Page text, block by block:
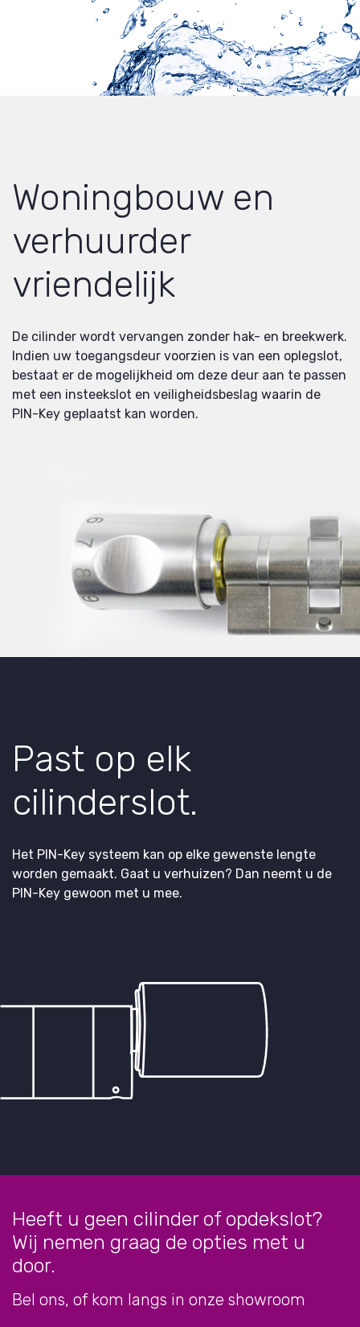
Woningbouw en
verhuurder
vriendelijk
De cilinder wordt vervangen zonder hak- en breekwerk.
Indien uw toegangsdeur voorzien is van een oplegslot,
bestaat er de mogelijkheid om deze deur aan te passen
met een insteekslot en veiligheidsbeslag waarin de
PIN-Key geplaatst kan worden.
Past op elk
cilinderslot.
Het PIN-Key systeem kan op elke gewenste lengte
worden gemaakt. Gaat u verhuizen? Dan neemt u de
PIN-Key gewoon met u mee.
Heeft u geen cilinder of opdekslot?
Wij nemen graag de opties met u
door.
Bel ons, of kom langs in onze showroom